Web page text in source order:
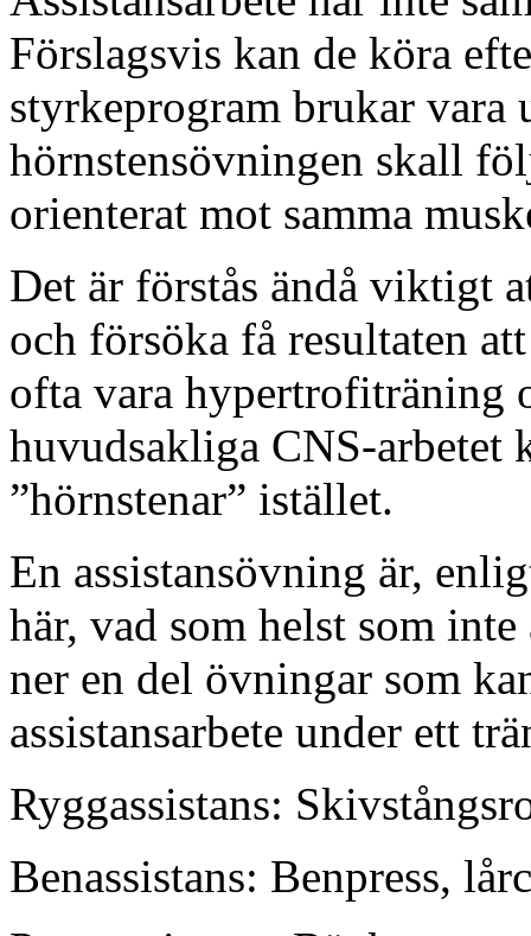
Förslagsvis kan de köra
styrkeprogram brukar vara
hörnstensövningen skall
orienterat mot samma
Det är förstås ändå viktigt
och försöka få resultaten
ofta vara hypertrofiträning
huvudsakliga CNS-arbetet
”hörnstenar” istället.
En assistansövning är,
här, vad som helst som
ner en del övningar som
assistansarbete under ett
Ryggassistans:
Benassistans: Benpress,